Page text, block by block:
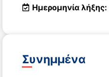
Ημερομηνία λήξης:
Συνημμένα